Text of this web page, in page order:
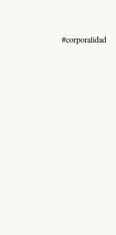
#corporalidad